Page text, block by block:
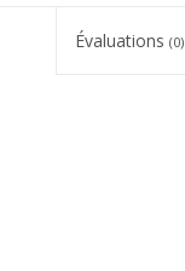
Évaluations(0)